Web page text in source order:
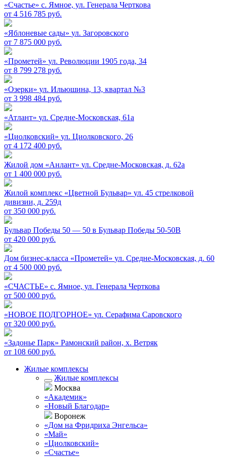
«Счастье» c. Ямное, ул. Генерала Черткова
от 4 516 785 руб.
«Яблоневые сады» ул. Загоровского
от 7 875 000 руб.
«Прометей» ул. Революции 1905 года, 34
от 8 799 278 руб.
«Озерки» ул. Ильюшина, 13, квартал №3
от 3 998 484 руб.
«Атлант» ул. Средне-Московская, 61а
«Циолковский» ул. Циолковского, 26
от 4 172 400 руб.
Жилой дом «Анлант» ул. Средне-Московская, д. 62а
от 1 400 000 руб.
Жилой комплекс «Цветной Бульвар» ул. 45 стрелковой
дивизии, д. 259д
от 350 000 руб.
Бульвар Победы 50 — 50 в Бульвар Победы 50-50В
от 420 000 руб.
Дом бизнес-класса «Прометей» ул. Средне-Московская, д. 60
от 4 500 000 руб.
«СЧАСТЬЕ» c. Ямное, ул. Генерала Черткова
от 500 000 руб.
«НОВОЕ ПОДГОРНОЕ» ул. Серафима Саровского
от 320 000 руб.
«Задонье Парк» Рамонский район, х. Ветряк
от 108 600 руб.
Жилые комплексы
Жилые комплексы
Москва
«Академик»
«Новый Благодар»
Воронеж
«Дом на Фридриха Энгельса»
«Май»
«Циолковский»
«Счастье»